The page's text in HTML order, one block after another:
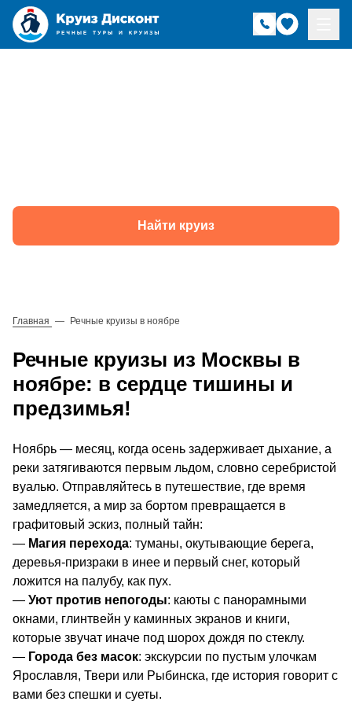
Найти круиз
Главная — Речные круизы в ноябре
Речные круизы из Москвы в
ноябре: в сердце тишины и
предзимья!
Ноябрь — месяц, когда осень задерживает дыхание, а
реки затягиваются первым льдом, словно серебристой
вуалью. Отправляйтесь в путешествие, где время
замедляется, а мир за бортом превращается в
графитовый эскиз, полный тайн:
— Магия перехода: туманы, окутывающие берега,
деревья-призраки в инее и первый снег, который
ложится на палубу, как пух.
— Уют против непогоды: каюты с панорамными
окнами, глинтвейн у каминных экранов и книги,
которые звучат иначе под шорох дождя по стеклу.
— Города без масок: экскурсии по пустым улочкам
Ярославля, Твери или Рыбинска, где история говорит с
вами без спешки и суеты.